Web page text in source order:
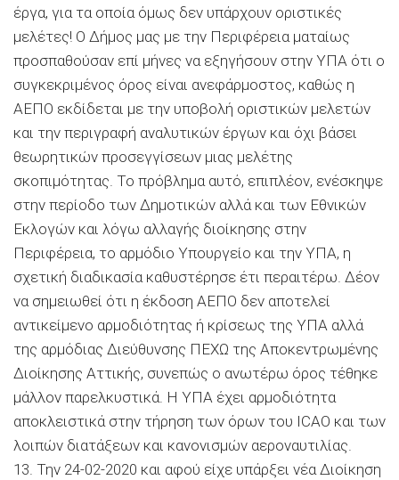
έργα, για τα οποία όμως δεν υπάρχουν οριστικές
μελέτες! Ο Δήμος μας με την Περιφέρεια ματαίως
προσπαθούσαν επί μήνες να εξηγήσουν στην ΥΠΑ ότι ο
συγκεκριμένος όρος είναι ανεφάρμοστος, καθώς η
ΑΕΠΟ εκδίδεται με την υποβολή οριστικών μελετών
και την περιγραφή αναλυτικών έργων και όχι βάσει
θεωρητικών προσεγγίσεων μιας μελέτης
σκοπιμότητας. Το πρόβλημα αυτό, επιπλέον, ενέσκηψε
στην περίοδο των Δημοτικών αλλά και των Εθνικών
Εκλογών και λόγω αλλαγής διοίκησης στην
Περιφέρεια, το αρμόδιο Υπουργείο και την ΥΠΑ, η
σχετική διαδικασία καθυστέρησε έτι περαιτέρω. Δέον
να σημειωθεί ότι η έκδοση ΑΕΠΟ δεν αποτελεί
αντικείμενο αρμοδιότητας ή κρίσεως της ΥΠΑ αλλά
της αρμόδιας Διεύθυνσης ΠΕΧΩ της Αποκεντρωμένης
Διοίκησης Αττικής, συνεπώς ο ανωτέρω όρος τέθηκε
μάλλον παρελκυστικά. Η ΥΠΑ έχει αρμοδιότητα
αποκλειστικά στην τήρηση των όρων του ICAO και των
λοιπών διατάξεων και κανονισμών αεροναυτιλίας.
13. Την 24-02-2020 και αφού είχε υπάρξει νέα Διοίκηση